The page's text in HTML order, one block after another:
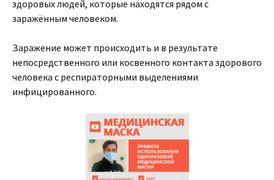
здоровых людей, которые находятся рядом с
заражённым человеком.
Заражение может происходить и в результате
непосредственного или косвенного контакта здорового
человека с респираторными выделениями
инфицированного.